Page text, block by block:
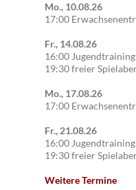
Mo., 10.08.26
17:00
Fr., 14.08.26
16:00 Jugendtraining
19:30 freier
Mo., 17.08.26
17:00
Fr., 21.08.26
16:00 Jugendtraining
19:30 freier
Weitere Termine